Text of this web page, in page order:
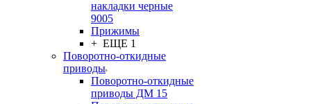
накладки черные
9005
Прижимы
+ ЕЩЕ 1
Поворотно-откидные
приводы
Поворотно-откидные
приводы ДМ 15